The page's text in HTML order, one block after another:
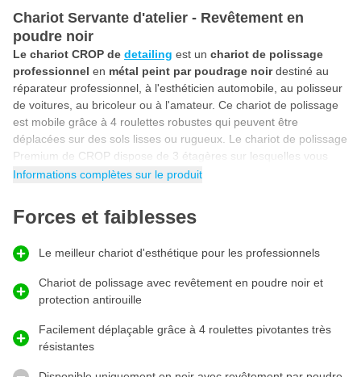
Chariot Servante d'atelier - Revêtement en
poudre noir
Le chariot CROP de detailing est un chariot de polissage
professionnel en métal peint par poudrage noirdestiné au
réparateur professionnel, à l'esthéticien automobile, au polisseur
de voitures, au bricoleur ou à l'amateur. Ce chariot de polissage
est mobile grâce à 4 roulettes robustes qui peuvent être
déplacées sur des sols lisses ou rugueux. Le chariot de polissage
Premium de CROP dispose de 3 étagères sur lesquelles vous
pouvez ranger vos outils,polisseuses
préférés à portée de main lorsque vous bricolerez, réparerez,
laverez, polirez, enduirez et soignerez votre voiture!
Chariot à outils vide
à outils vide. Grâce aux trois compartiments de rangement
ouverts, vous pouvez ranger vos outils dans ce chariot. Le chariot
aussi bien les machines que les outils à main. Avec ce chariot
mobile, vous aurez toujours vos outils préférés à portée de main!
Informations complètes sur le produit
Forces et faiblesses
Le meilleur chariot d'esthétique pour les professionnels
Chariot de polissage avec revêtement en poudre noir et
protection antirouille
Facilement déplaçable grâce à 4 roulettes pivotantes très
résistantes